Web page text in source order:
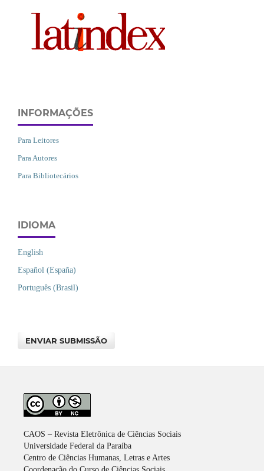
INFORMAÇÕES
Para Leitores
Para Autores
Para Bibliotecários
IDIOMA
English
Español (España)
Português (Brasil)
ENVIAR SUBMISSÃO
CAOS – Revista Eletrônica de Ciências Sociais
Universidade Federal da Paraíba
Centro de Ciências Humanas, Letras e Artes